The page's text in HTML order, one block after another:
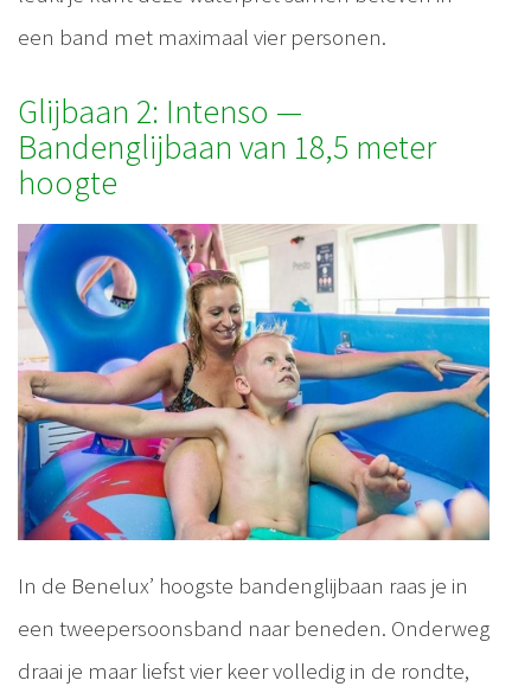
een band met maximaal vier personen.
Glijbaan 2: Intenso —
Bandenglijbaan van 18,5 meter
hoogte
In de Benelux’ hoogste bandenglijbaan raas je in
een tweepersoonsband naar beneden. Onderweg
draai je maar liefst vier keer volledig in de rondte,